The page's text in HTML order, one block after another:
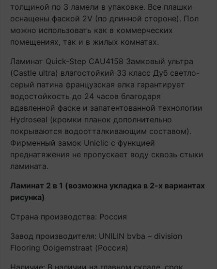
толщиной по 3 ламели в упаковке. Все плашки
оснащены фаской 2V (по длинной стороне). Пол
можно использовать как в коммерческих
помещениях, так и в жилых комнатах.
Ламинат Quick-Step CAU4158 Замковый ультра
(Castle ultra) влагостойкий 33 класс Дуб светло-
серый патина французская елка гарантирует
водостойкость до 24 часов благодаря
вдавленной фаске и запатентованной технологии
Hydroseal (кромки планок дополнительно
покрываются водоотталкивающим составом).
Фирменный замок Uniclic с функцией
преднатяжения не пропускает воду сквозь стыки
ламината.
Ламинат 2 в 1 (возможна укладка в 2-х вариантах
рисунка)
Страна производства: Россия
Завод производителя: UNILIN bvba – division
Flooring Ooigemstraat (Россия)
Наличие: В наличии на главном складе, срок